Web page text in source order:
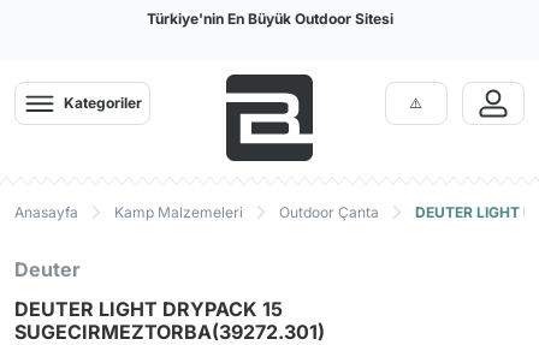
Türkiye'nin En Büyük Outdoor Sitesi
Kategoriler
Anasayfa Kamp Malzemeleri Outdoor Çanta DEUTER LIGHT
Deuter
DEUTER LIGHT DRYPACK 15
SUGECIRMEZTORBA(39272.301)